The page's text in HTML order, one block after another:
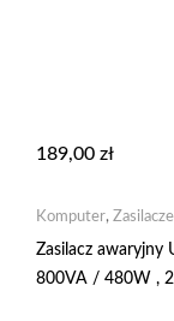
189,00 zł
Komputer,
Zasilacz awaryjny
800VA / 480W ,